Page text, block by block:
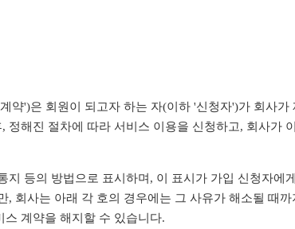
약')은 회원이 되고자 하는 자(이하 '신청자')가 회사가
정해진 절차에 따라 서비스 이용을 신청하고, 회사가
등의 방법으로 표시하며, 이 표시가 가입 신청자에
, 회사는 아래 각 호의 경우에는 그 사유가 해소될 때까
계약을 해지할 수 있습니다.